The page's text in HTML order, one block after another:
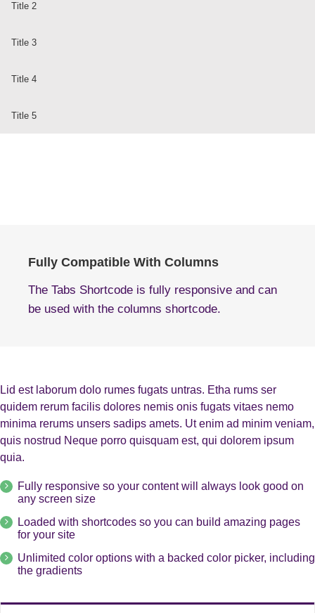
Title 2
Title 3
Title 4
Title 5
Fully Compatible With Columns
The Tabs Shortcode is fully responsive and can
be used with the columns shortcode.
Lid est laborum dolo rumes fugats untras. Etha rums ser
quidem rerum facilis dolores nemis onis fugats vitaes nemo
minima rerums unsers sadips amets. Ut enim ad minim veniam,
quis nostrud Neque porro quisquam est, qui dolorem ipsum
quia.
Fully responsive so your content will always look good on
any screen size
Loaded with shortcodes so you can build amazing pages
for your site
Unlimited color options with a backed color picker, including
the gradients